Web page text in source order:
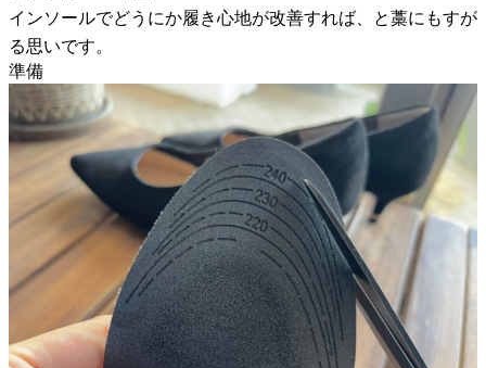
インソールでどうにか履き心地が改善すれば、と藁にもすが
る思いです。
準備